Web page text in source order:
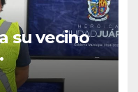
su vecino